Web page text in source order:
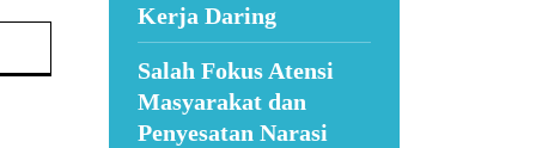
Kerja Daring
Salah Fokus Atensi
Masyarakat dan
Penyesatan Narasi